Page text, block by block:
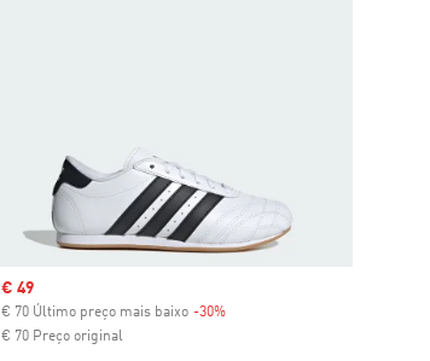
Sale price
€ 49
€ 70 Último preço mais baixo -30%Discount
€ 70 Preço original